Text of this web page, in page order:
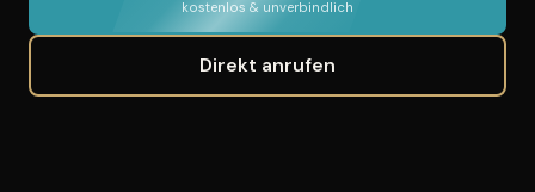
kostenlos & unverbindlich
Direkt anrufen